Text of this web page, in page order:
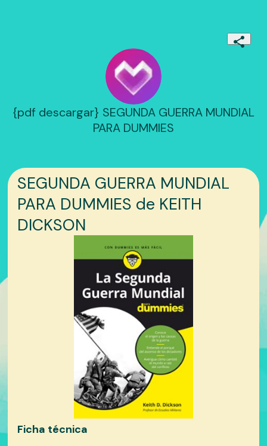
{pdf descargar} SEGUNDA GUERRA MUNDIAL
PARA DUMMIES
SEGUNDA GUERRA MUNDIAL
PARA DUMMIES de KEITH
DICKSON
Ficha técnica